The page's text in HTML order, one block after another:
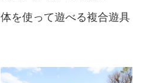
体を使って遊べる複合遊具